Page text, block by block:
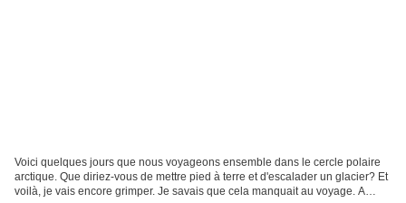
Voici quelques jours que nous voyageons ensemble dans le cercle polaire
arctique. Que diriez-vous de mettre pied à terre et d'escalader un glacier? Et
voilà, je vais encore grimper. Je savais que cela manquait au voyage. A